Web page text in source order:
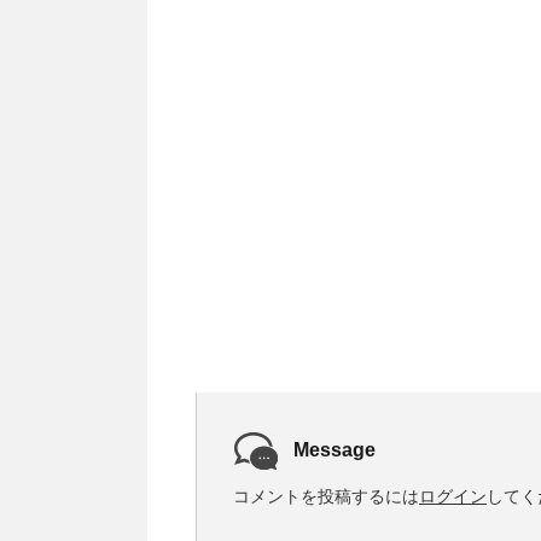
Message
コメントを投稿するにはログイン して